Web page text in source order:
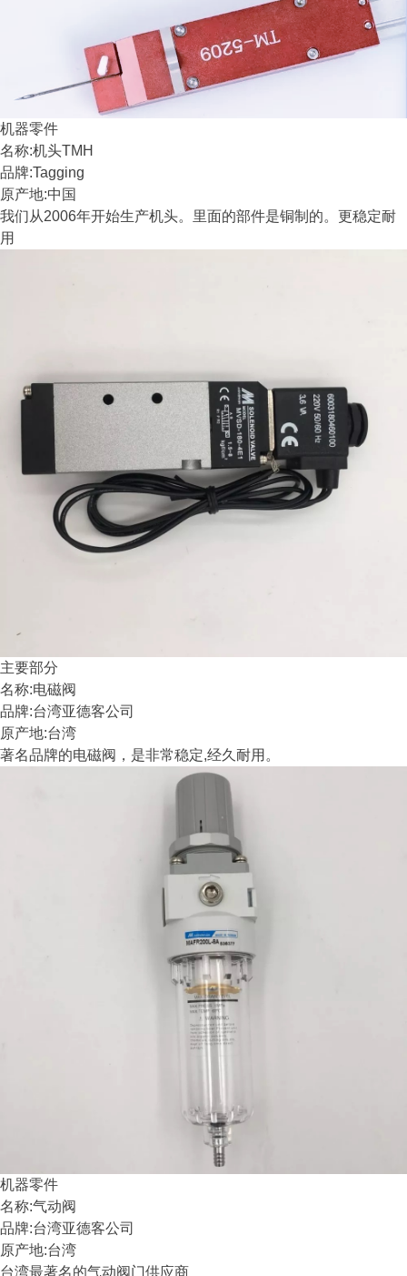
机器零件
名称:机头TMH
品牌:Tagging
原产地:中国
我们从2006年开始生产机头。里面的部件是铜制的。更稳定耐
用
主要部分
名称:电磁阀
品牌:台湾亚德客公司
原产地:台湾
著名品牌的电磁阀，是非常稳定,经久耐用。
机器零件
名称:气动阀
品牌:台湾亚德客公司
原产地:台湾
台湾最著名的气动阀门供应商